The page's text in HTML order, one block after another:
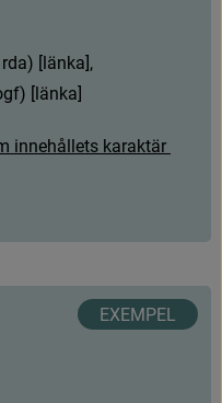
rda) [länka],
gf) [länka]
innehållets karaktär